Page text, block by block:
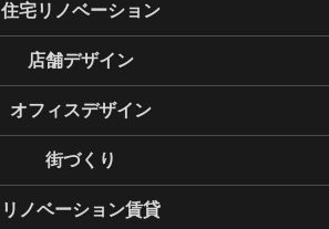
住宅リノベーション
店舗デザイン
オフィスデザイン
街づくり
リノベーション賃貸